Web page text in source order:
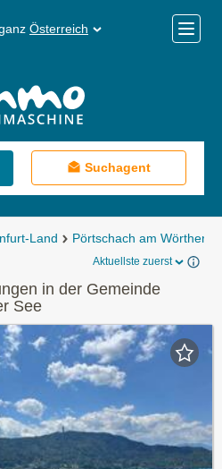
Österreich
Menü
Suchagent
Land Pörtschach am Wörther
Aktuellste zuerst
in der Gemeinde
See